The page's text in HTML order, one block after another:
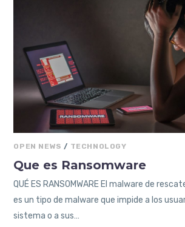
OPEN NEWS / TECHNOLOGY
Que es Ransomware
QUÉ ES RANSOMWARE El malware de
es un tipo de malware que impide a los
sistema o a sus…